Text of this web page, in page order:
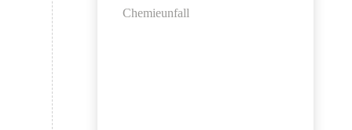
Chemieunfall